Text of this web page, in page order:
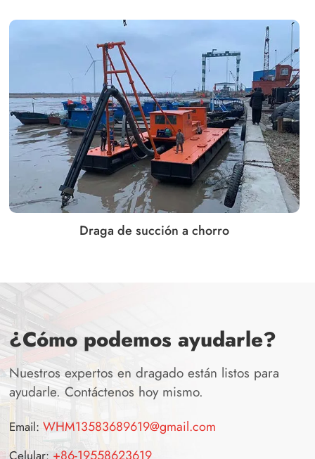
Draga de succión a chorro
¿Cómo podemos ayudarle?
Nuestros expertos en dragado están listos para
ayudarle. Contáctenos hoy mismo.
Email:WHM13583689619@gmail.com
Celular: +86-19558623619